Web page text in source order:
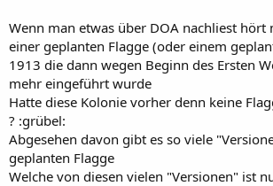
Wenn man etwas über DOA nachliest hört
einer geplanten Flagge (oder einem
1913 die dann wegen Beginn des Ersten
mehr eingeführt wurde
Hatte diese Kolonie vorher denn keine
? :grübel:
Abgesehen davon gibt es so viele
geplanten Flagge
Welche von diesen vielen "Versionen" ist